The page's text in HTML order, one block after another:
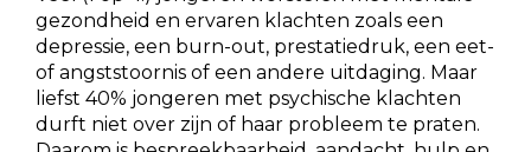
gezondheid en ervaren klachten zoals een
depressie, een burn-out, prestatiedruk, een eet-
of angststoornis of een andere uitdaging. Maar
liefst 40% jongeren met psychische klachten
durft niet over zijn of haar probleem te praten.